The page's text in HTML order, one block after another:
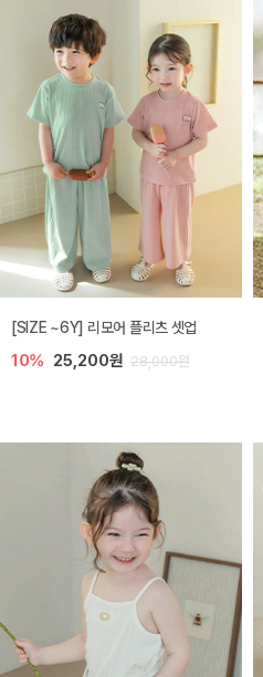
[SIZE ~6Y] 리모어 플리츠 셋업
10% 25,200원 28,000원